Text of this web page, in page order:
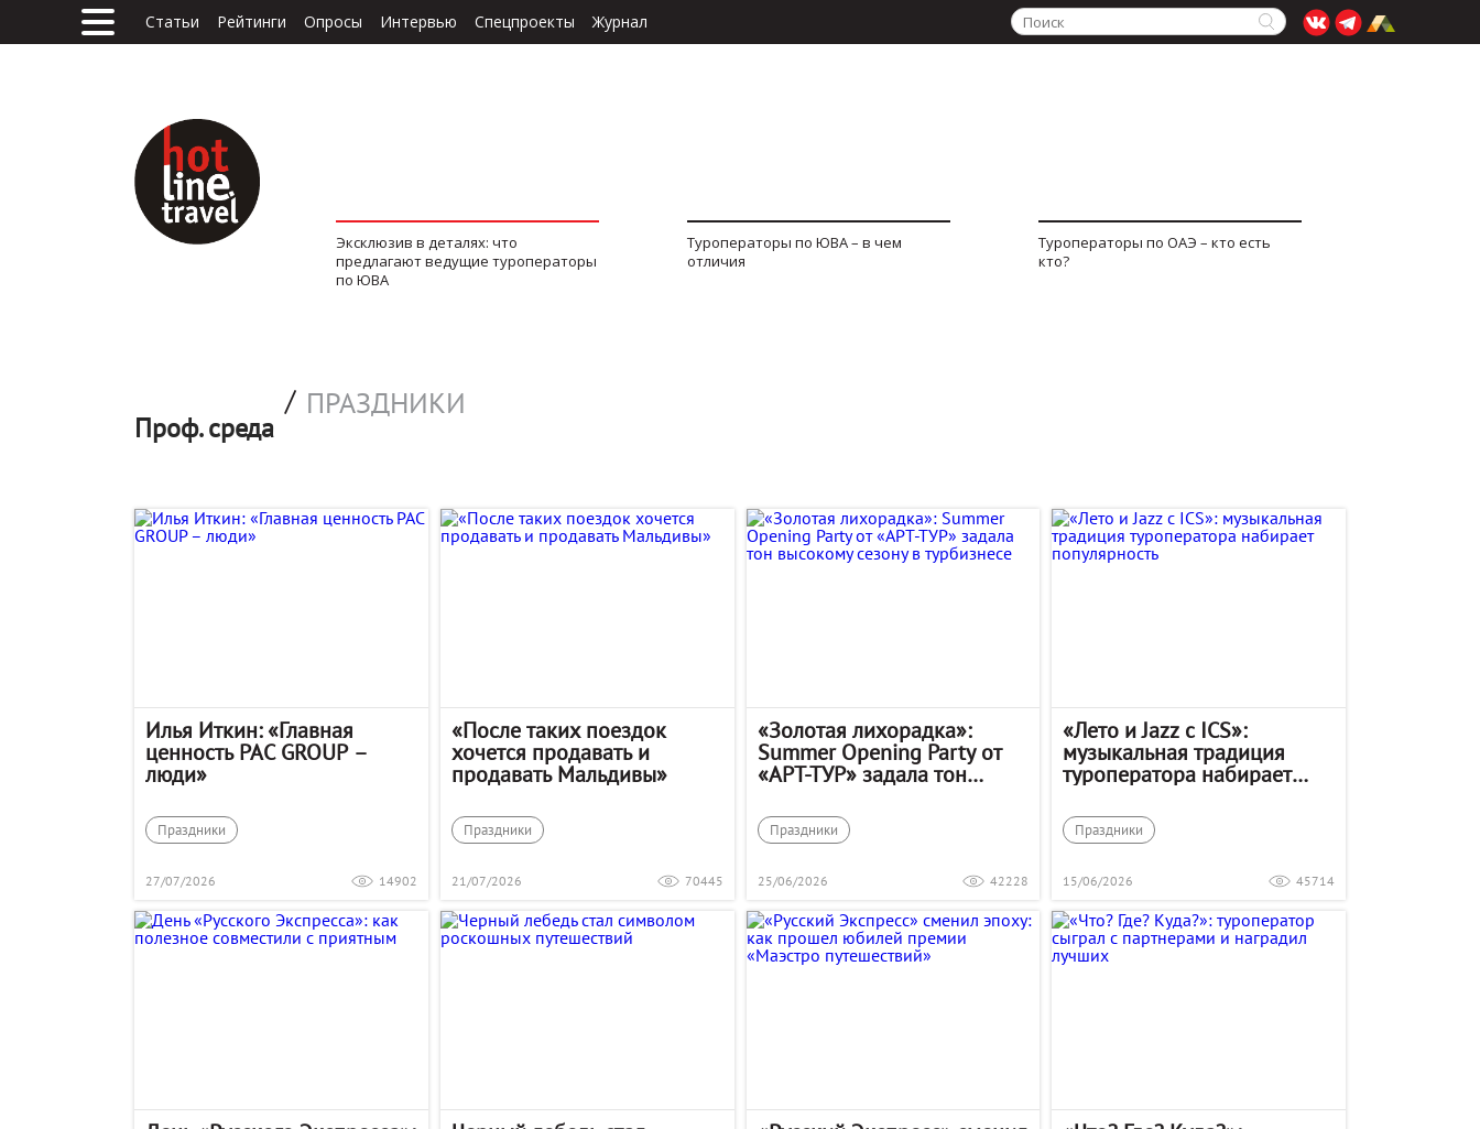
Статьи Рейтинги Опросы Интервью Спецпроекты Журнал
Эксклюзив в деталях: что
предлагают ведущие туроператоры
по ЮВА
Туроператоры по ЮВА – в чем
отличия
Туроператоры по ОАЭ – кто есть
кто?
Проф. среда
/ ПРАЗДНИКИ
Илья Иткин: «Главная
ценность PAC GROUP –
люди»
Праздники
27/07/2026 14902
«После таких поездок
хочется продавать и
продавать Мальдивы»
Праздники
21/07/2026 70445
«Золотая лихорадка»:
Summer Opening Party от
«АРТ‑ТУР» задала тон
турбизнесе
Праздники
25/06/2026 42228
«Лето и Jazz с ICS»:
музыкальная традиция
туроператора набирает
Праздники
15/06/2026 45714